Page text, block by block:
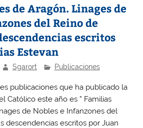
de Aragón. Linages de
del Reino de
escritos
Estevan
Sgarort Publicaciones
publicaciones que ha publicado la
Católico este año es ” Familias
de Nobles e Infanzones del
descendencias escritos por Juan